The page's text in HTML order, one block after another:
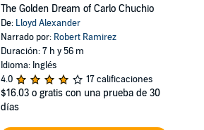
The Golden Dream of Carlo Chuchio
De: Lloyd Alexander
Narrado por: Robert Ramirez
Duración: 7 h y 56 m
Idioma: Inglés
4.0
17 calificaciones
$16.03 o gratis con una prueba de 30
días